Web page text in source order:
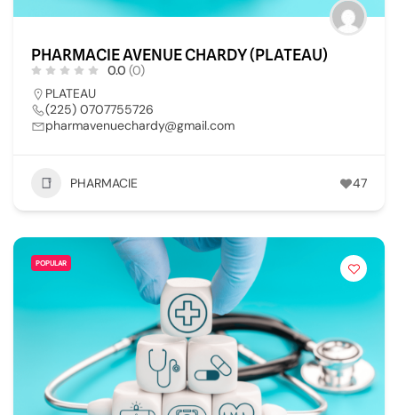
PHARMACIE AVENUE CHARDY (PLATEAU)
0.0 (0)
PLATEAU
(225) 0707755726
pharmavenuechardy@gmail.com
PHARMACIE 47
POPULAR